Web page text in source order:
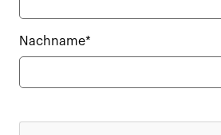
Nachname*